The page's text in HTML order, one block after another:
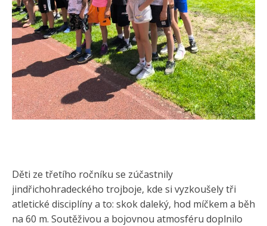
Děti ze třetího ročníku se zúčastnily
jindřichohradeckého trojboje, kde si vyzkoušely tři
atletické disciplíny a to: skok daleký, hod míčkem a běh
na 60 m. Soutěživou a bojovnou atmosféru doplnilo